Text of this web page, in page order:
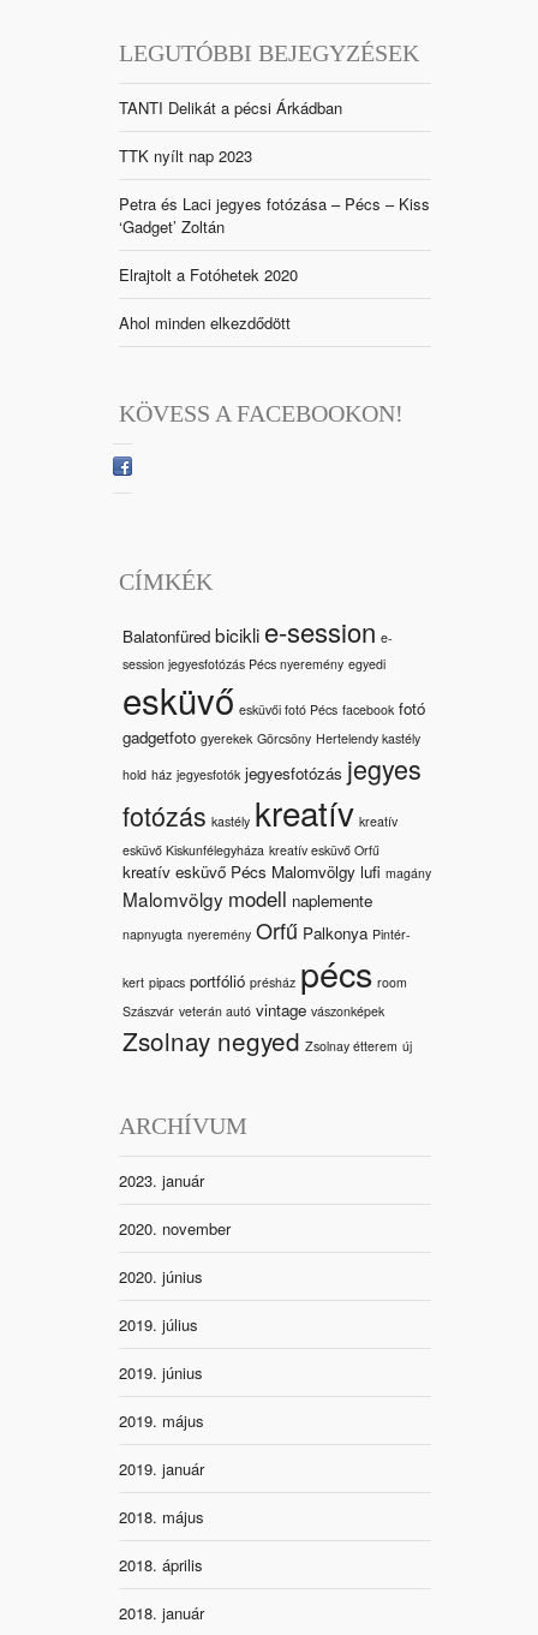
LEGUTÓBBI BEJEGYZÉSEK
TANTI Delikát a pécsi Árkádban
TTK nyílt nap 2023
Petra és Laci jegyes fotózása – Pécs – Kiss
‘Gadget’ Zoltán
Elrajtolt a Fotóhetek 2020
Ahol minden elkezdődött
KÖVESS A FACEBOOKON!
CÍMKÉK
Balatonfüred bicikli e-session e-
session jegyesfotózás Pécs nyeremény egyedi
esküvő esküvői fotó Pécs facebook fotó
gadgetfoto gyerekek Görcsöny Hertelendy kastély
hold ház jegyesfotók jegyesfotózás jegyes
fotózás kastély kreatív kreatív
esküvő Kiskunfélegyháza kreatív esküvő Orfű
kreatív esküvő Pécs Malomvölgy lufi magány
Malomvölgy modell naplemente
napnyugta nyeremény Orfű Palkonya Pintér-
kert pipacs portfólió présház pécs room
Szászvár veterán autó vintage vászonképek
Zsolnay negyed Zsolnay étterem új
ARCHÍVUM
2023. január
2020. november
2020. június
2019. július
2019. június
2019. május
2019. január
2018. május
2018. április
2018. január